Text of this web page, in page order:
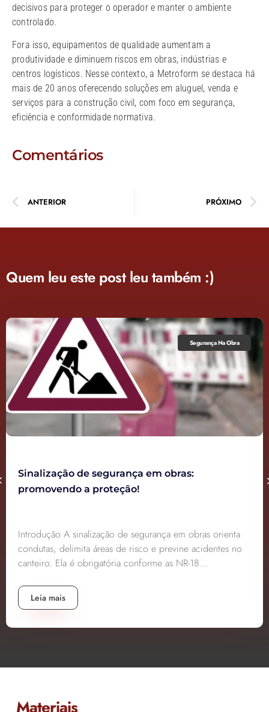
decisivos para proteger o operador e manter o ambiente
controlado.
Fora isso, equipamentos de qualidade aumentam a
produtividade e diminuem riscos em obras, indústrias e
centros logísticos. Nesse contexto, a Metroform se destaca há
mais de 20 anos oferecendo soluções em aluguel, venda e
serviços para a construção civil, com foco em segurança,
eficiência e conformidade normativa.
Comentários
ANTERIOR PRÓXIMO
Quem leu este post leu também :)
Segurança Na Obra
Sinalização de segurança em obras:
promovendo a proteção!
Introdução A sinalização de segurança em obras orienta
condutas, delimita áreas de risco e previne acidentes no
canteiro. Ela é obrigatória conforme as NR-18...
Leia mais
Materiais